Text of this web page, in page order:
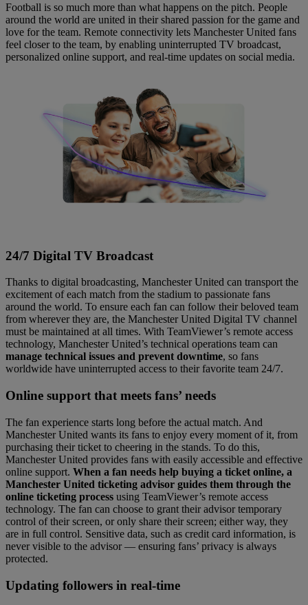
Football is so much more than what happens on the pitch. People
around the world are united in their shared passion for the game and
love for the team. Remote connectivity lets Manchester United fans
feel closer to the team, by enabling uninterrupted TV broadcast,
personalized online support, and real-time updates on social media.
24/7 Digital TV Broadcast
Thanks to digital broadcasting, Manchester United can transport the
excitement of each match from the stadium to passionate fans
around the world. To ensure each fan can follow their beloved team
from wherever they are, the Manchester United Digital TV channel
must be maintained at all times. With TeamViewer’s remote access
technology, Manchester United’s technical operations team can
manage technical issues and prevent downtime, so fans
worldwide have uninterrupted access to their favorite team 24/7.
Online support that meets fans’ needs
The fan experience starts long before the actual match. And
Manchester United wants its fans to enjoy every moment of it, from
purchasing their ticket to cheering in the stands. To do this,
Manchester United provides fans with easily accessible and effective
online support. When a fan needs help buying a ticket online, a
Manchester United ticketing advisor guides them through the
online ticketing process using TeamViewer’s remote access
technology. The fan can choose to grant their advisor temporary
control of their screen, or only share their screen; either way, they
are in full control. Sensitive data, such as credit card information, is
never visible to the advisor — ensuring fans’ privacy is always
protected.
Updating followers in real-time